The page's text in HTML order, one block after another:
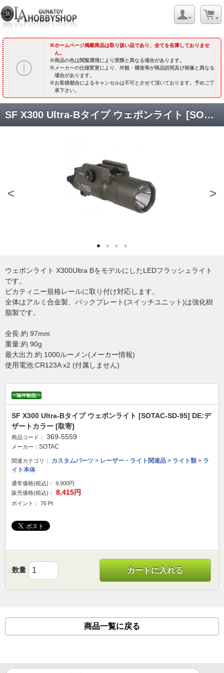
ホームページ掲載商品は取り扱い品であり、全てを在庫しておりませ
ん。
商品の色は閲覧環境により実際と異なる場合があります。
メーカーの仕様変更により、外観・構造等が商品説明及び画像と異なる
場合があります。
お客様都合によるキャンセルは不可とさせて頂いております。予めご了
承下さい。
SF X300 Ultra-Bタイプ ウェポンライト [SOTAC-SD-95] DE:デザートカラー [取寄]
< >
ウェポンライト X300Ultra BをモデルにしたLEDフラッシュライト
です。
ピカティニー規格レールに取り付け対応します。
全体はアルミ合金製、バックプレート(スイッチユニット)は強化樹
脂製です。
全長:約 97mm
重量:約 90g
最大出力:約 1000ルーメン(メーカー情報)
使用電池:CR123A x2 (付属しません)
SF X300 Ultra-Bタイプ ウェポンライト [SOTAC-SD-95] DE:デ
ザートカラー [取寄]
商品コード： 369-5559
メーカー： SOTAC
関連カテゴリ： カスタムパーツ > レーザー・ライト関連品 > ライト類 > ラ
イト本体
通常価格(税込)：
9,900円
販売価格(税込)：
8,415円
ポイント： 76 Pt
数量 カートに入れる
商品一覧に戻る